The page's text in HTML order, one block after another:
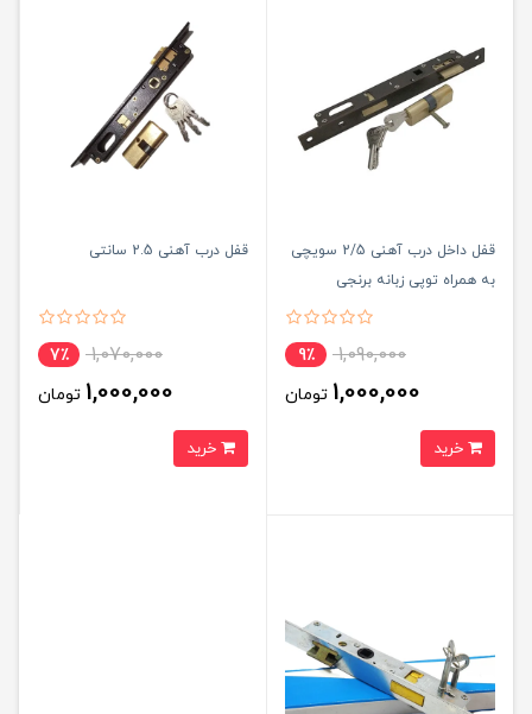
قفل داخل درب آهنی 2/5 سویچی
به همراه توپی زبانه برنجی
1,090,000 9٪
1,000,000 تومان
قفل درب آهنی 2.5 سانتی
1,070,000 7٪
1,000,000 تومان